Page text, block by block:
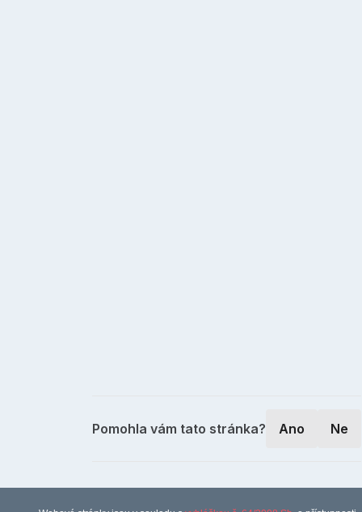
Pomohla vám tato stránka? Ano Ne